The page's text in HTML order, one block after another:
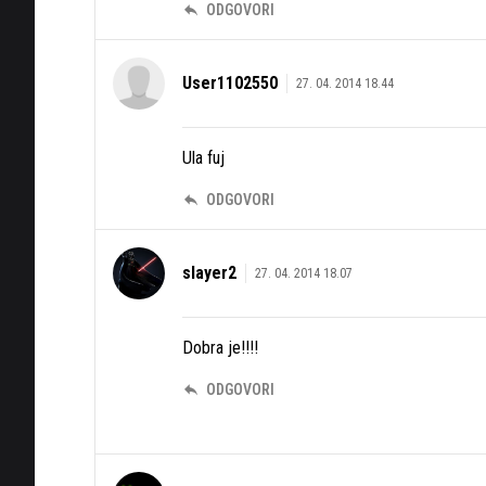
ODGOVORI
User1102550 27. 04. 2014 18.44
Ula fuj
ODGOVORI
slayer2 27. 04. 2014 18.07
Dobra je!!!!
ODGOVORI